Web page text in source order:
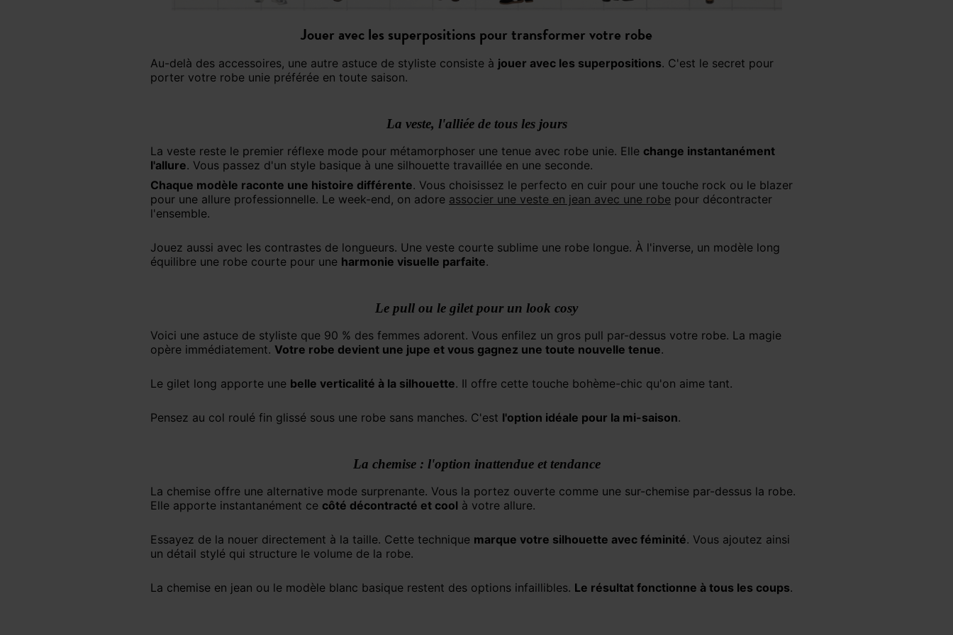
Jouer avec les superpositions pour transformer votre robe
Au-delà des accessoires, une autre astuce de styliste consiste à jouer avec les superpositions. C'est le secret pour
porter votre robe unie préférée en toute saison.
La veste, l'alliée de tous les jours
La veste reste le premier réflexe mode pour métamorphoser une tenue avec robe unie. Elle change instantanément
l'allure. Vous passez d'un style basique à une silhouette travaillée en une seconde.
Chaque modèle raconte une histoire différente. Vous choisissez le perfecto en cuir pour une touche rock ou le blazer
pour une allure professionnelle. Le week-end, on adore associer une veste en jean avec une robe pour décontracter
l'ensemble.
Jouez aussi avec les contrastes de longueurs. Une veste courte sublime une robe longue. À l'inverse, un modèle long
équilibre une robe courte pour une harmonie visuelle parfaite.
Le pull ou le gilet pour un look cosy
Voici une astuce de styliste que 90 % des femmes adorent. Vous enfilez un gros pull par-dessus votre robe. La magie
opère immédiatement. Votre robe devient une jupe et vous gagnez une toute nouvelle tenue.
Le gilet long apporte une belle verticalité à la silhouette. Il offre cette touche bohème-chic qu'on aime tant.
Pensez au col roulé fin glissé sous une robe sans manches. C'est l'option idéale pour la mi-saison.
La chemise : l'option inattendue et tendance
La chemise offre une alternative mode surprenante. Vous la portez ouverte comme une sur-chemise par-dessus la robe.
Elle apporte instantanément ce côté décontracté et cool à votre allure.
Essayez de la nouer directement à la taille. Cette technique marque votre silhouette avec féminité. Vous ajoutez ainsi
un détail stylé qui structure le volume de la robe.
La chemise en jean ou le modèle blanc basique restent des options infaillibles. Le résultat fonctionne à tous les coups.